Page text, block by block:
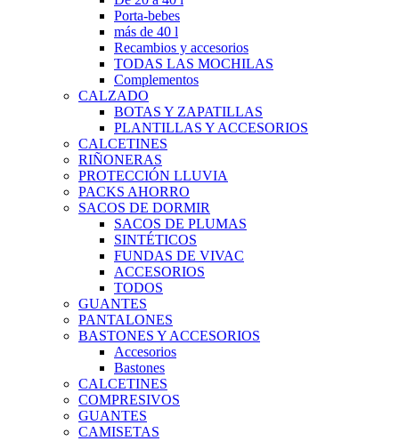
Porta-bebes
más de 40 l
Recambios y accesorios
TODAS LAS MOCHILAS
Complementos
CALZADO
BOTAS Y ZAPATILLAS
PLANTILLAS Y ACCESORIOS
CALCETINES
RIÑONERAS
PROTECCIÓN LLUVIA
PACKS AHORRO
SACOS DE DORMIR
SACOS DE PLUMAS
SINTÉTICOS
FUNDAS DE VIVAC
ACCESORIOS
TODOS
GUANTES
PANTALONES
BASTONES Y ACCESORIOS
Accesorios
Bastones
CALCETINES
COMPRESIVOS
GUANTES
CAMISETAS